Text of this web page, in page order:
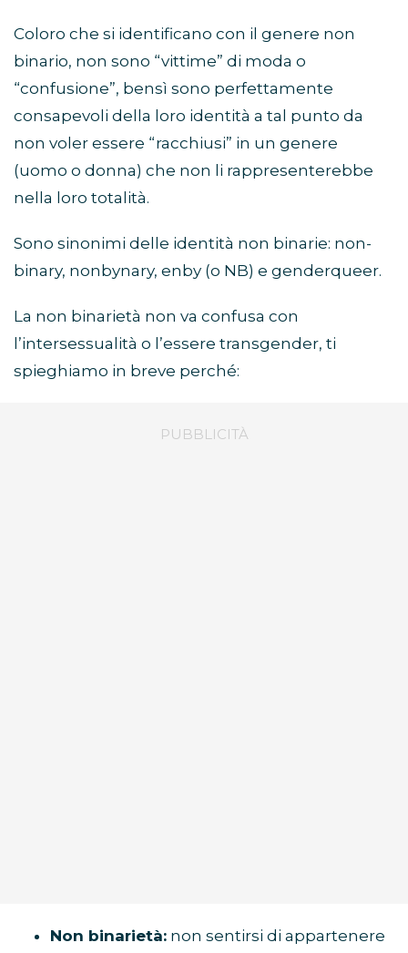
Coloro che si identificano con il genere non
binario, non sono “vittime” di moda o
“confusione”, bensì sono perfettamente
consapevoli della loro identità a tal punto da
non voler essere “racchiusi” in un genere
(uomo o donna) che non li rappresenterebbe
nella loro totalità.
Sono sinonimi delle identità non binarie: non-
binary, nonbynary, enby (o NB) e genderqueer.
La non binarietà non va confusa con
l’intersessualità o l’essere transgender, ti
spieghiamo in breve perché:
Non binarietà: non sentirsi di appartenere